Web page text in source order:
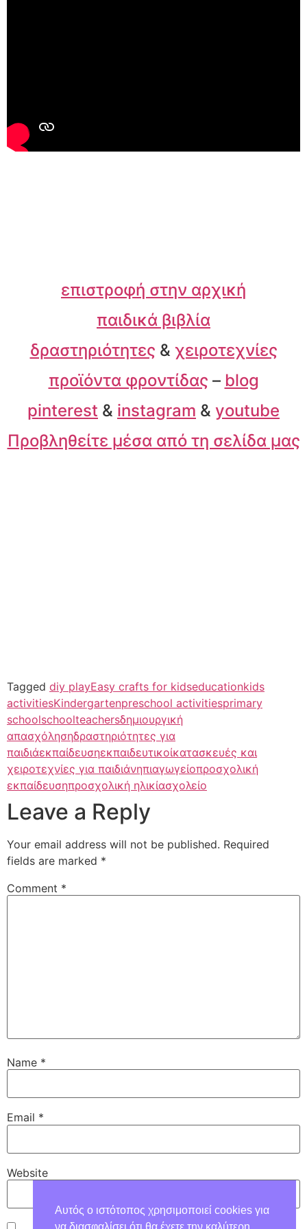
επιστροφή στην αρχική
παιδικά βιβλία
δραστηριότητες & χειροτεχνίες
προϊόντα φροντίδας – blog
pinterest & instagram & youtube
Προβληθείτε μέσα από τη σελίδα μας
Tagged diy playEasy crafts for kidseducationkids
activitiesKindergartenpreschool activitiesprimary
schoolschoolteachersδημιουργική
απασχόλησηδραστηριότητες για
παιδιάεκπαίδευσηεκπαιδευτικοίκατασκευές και
χειροτεχνίες για παιδιάνηπιαγωγείοπροσχολική
εκπαίδευσηπροσχολική ηλικίασχολείο
Leave a Reply
Your email address will not be published. Required
fields are marked *
Comment *
Name *
Email *
Website
Αυτός ο ιστότοπος χρησιμοποιεί cookies για